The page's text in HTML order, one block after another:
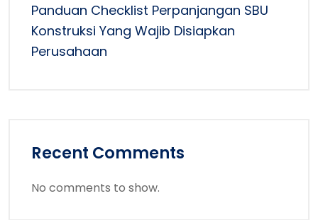
Panduan Checklist Perpanjangan SBU
Konstruksi Yang Wajib Disiapkan
Perusahaan
Recent Comments
No comments to show.